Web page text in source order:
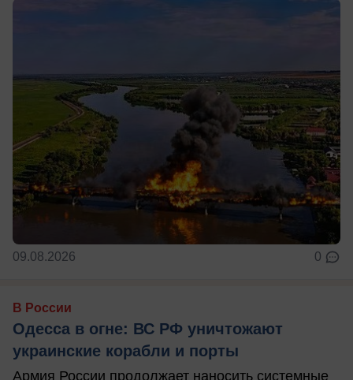
09.08.2026 0
В России
Одесса в огне: ВС РФ уничтожают
украинские корабли и порты
Армия России продолжает наносить системные